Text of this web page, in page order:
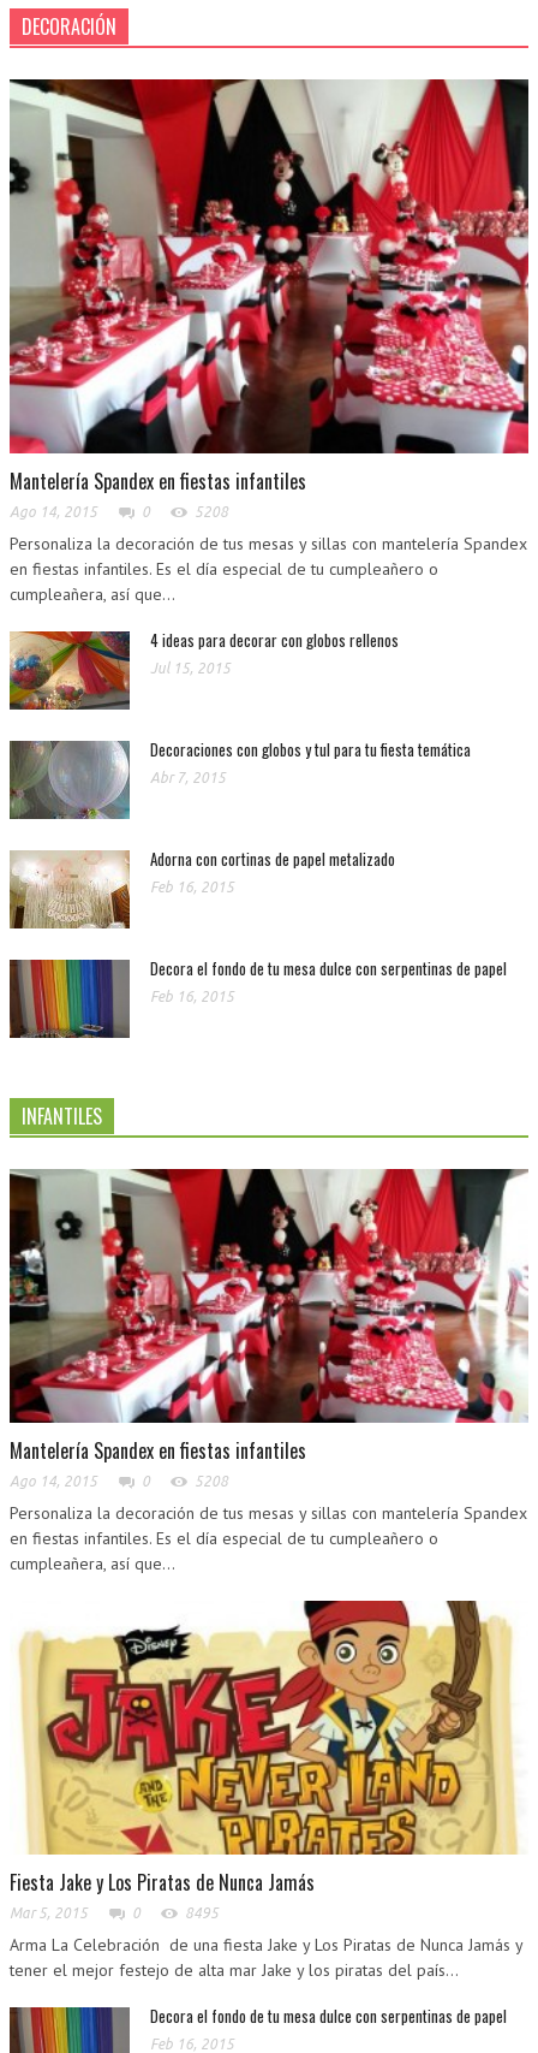
DECORACIÓN
Mantelería Spandex en fiestas infantiles
Ago 14, 2015 0 5208
Personaliza la decoración de tus mesas y sillas con mantelería Spandex
en fiestas infantiles. Es el día especial de tu cumpleañero o
cumpleañera, así que...
4 ideas para decorar con globos rellenos
Jul 15, 2015
Decoraciones con globos y tul para tu fiesta temática
Abr 7, 2015
Adorna con cortinas de papel metalizado
Feb 16, 2015
Decora el fondo de tu mesa dulce con serpentinas de papel
Feb 16, 2015
INFANTILES
Mantelería Spandex en fiestas infantiles
Ago 14, 2015 0 5208
Personaliza la decoración de tus mesas y sillas con mantelería Spandex
en fiestas infantiles. Es el día especial de tu cumpleañero o
cumpleañera, así que...
Fiesta Jake y Los Piratas de Nunca Jamás
Mar 5, 2015 0 8495
Arma La Celebración de una fiesta Jake y Los Piratas de Nunca Jamás y
tener el mejor festejo de alta mar Jake y los piratas del país...
Decora el fondo de tu mesa dulce con serpentinas de papel
Feb 16, 2015